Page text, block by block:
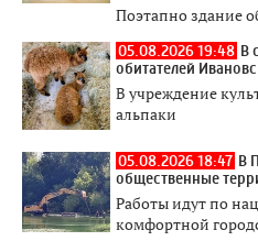
Поэтапно здание
05.08.2026 19:48 В
обитателей
В учреждение
альпаки
05.08.2026 18:47 В
общественные
Работы идут по
комфортной